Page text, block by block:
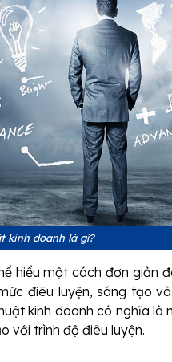
kinh doanh là gì?
hiểu một cách đơn giản
điêu luyện, sáng tạo
kinh doanh có nghĩa là
với trình độ điêu luyện.